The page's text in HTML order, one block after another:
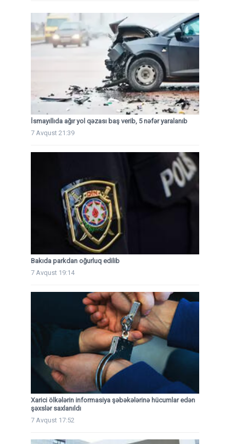
İsmayıllıda ağır yol qəzası baş verib, 5 nəfər yaralanıb
7 Avqust 21:39
Bakıda parkdan oğurluq edilib
7 Avqust 19:14
Xarici ölkələrin informasiya şəbəkələrinə hücumlar edən
şəxslər saxlanıldı
7 Avqust 17:52